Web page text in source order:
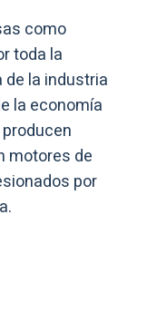
como
toda la
de la industria
la economía
motores de
por